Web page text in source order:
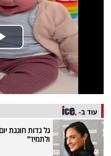
דרושים
ניוזלטרים
פרסמו
באייס
עוד ב-
גל גדות חוגגת
ולתמיד"